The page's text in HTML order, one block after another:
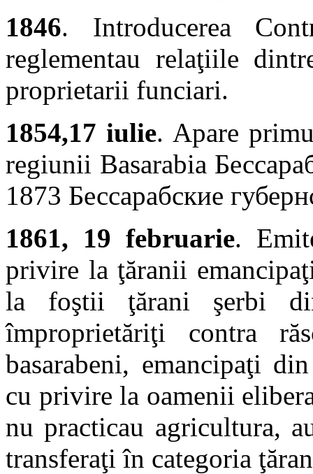
1846. Introducerea
reglementau relaţiile
proprietarii funciari.
1854,17 iulie. Apare
regiunii Basarabia
1873 Бессарабские
1861, 19 februarie.
privire la ţăranii
la foştii ţărani şerbi
împroprietăriţi contra
basarabeni, emancipaţi
cu privire la oamenii
nu practicau agricultura,
transferaţi în categoria